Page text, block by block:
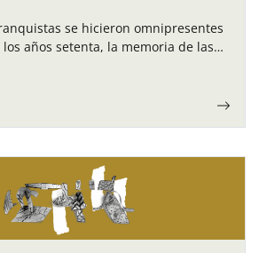
se hicieron omnipresentes
años setenta, la memoria de las